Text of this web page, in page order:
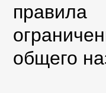
общего